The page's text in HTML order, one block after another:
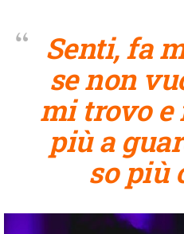
Senti, fa
se non
mi trovo e
più a
so più